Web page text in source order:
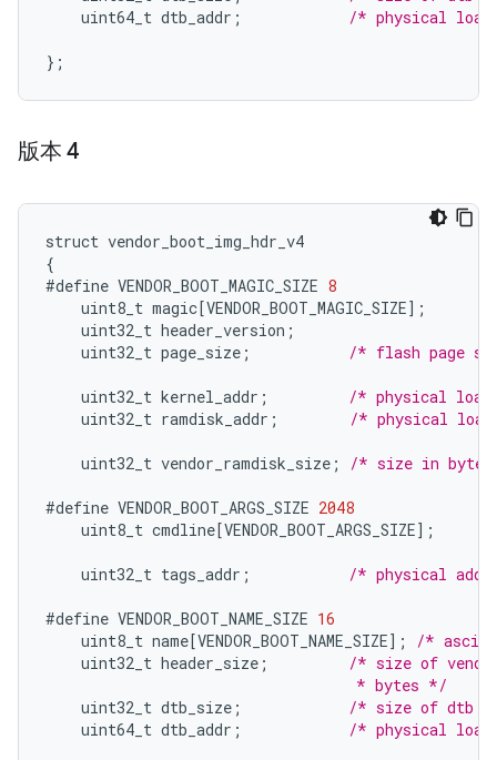
uint64_t dtb_addr ; /* physical load
} ;
版本 4
struct vendor_boot_img_hdr_v4
{
#define VENDOR_BOOT_MAGIC_SIZE 8
uint8_t magic[VENDOR_BOOT_MAGIC_SIZE] ;
uint32_t header_version ;
uint32_t page_size ; /* flash page
uint32_t kernel_addr ;
/* physical
uint32_t ramdisk_addr ; /* physical
uint32_t vendor_ramdisk_size ; /* size in
#define VENDOR_BOOT_ARGS_SIZE 2048
uint8_t cmdline[VENDOR_BOOT_ARGS_SIZE] ;
uint32_t tags_addr ; /* physical
#define VENDOR_BOOT_NAME_SIZE 16
uint8_t name[VENDOR_BOOT_NAME_SIZE] ;
/* asciiz
uint32_t header_size ;
/* size of
                                   * bytes */
uint32_t dtb_size ;
/* size of dtb
uint64_t dtb_addr ; /* physical load